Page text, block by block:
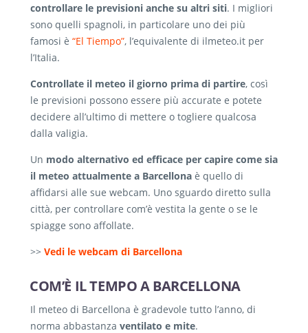
controllare le previsioni anche su altri siti. I migliori
sono quelli spagnoli, in particolare uno dei più
famosi è “El Tiempo”, l’equivalente di ilmeteo.it per
l’Italia.
Controllate il meteo il giorno prima di partire, così
le previsioni possono essere più accurate e potete
decidere all’ultimo di mettere o togliere qualcosa
dalla valigia.
Un modo alternativo ed efficace per capire come sia
il meteo attualmente a Barcellona è quello di
affidarsi alle sue webcam. Uno sguardo diretto sulla
città, per controllare com’è vestita la gente o se le
spiagge sono affollate.
>> Vedi le webcam di Barcellona
COM’È IL TEMPO A BARCELLONA
Il meteo di Barcellona è gradevole tutto l’anno, di
norma abbastanza ventilato e mite.